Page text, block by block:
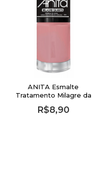
ANITA Esmalte
Tratamento Milagre da
Anita - 10ml
R$8,90